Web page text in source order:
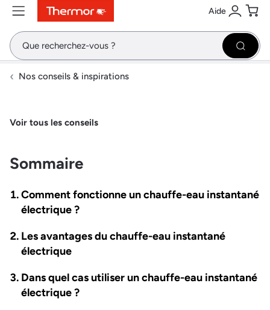
ContenuMenuRecherche Aide
Se
Nos conseils & inspirations
Voir tous les conseils
Sommaire
Comment fonctionne un chauffe-eau instantané
électrique ?
Les avantages du chauffe-eau instantané
électrique
Dans quel cas utiliser un chauffe-eau instantané
électrique ?